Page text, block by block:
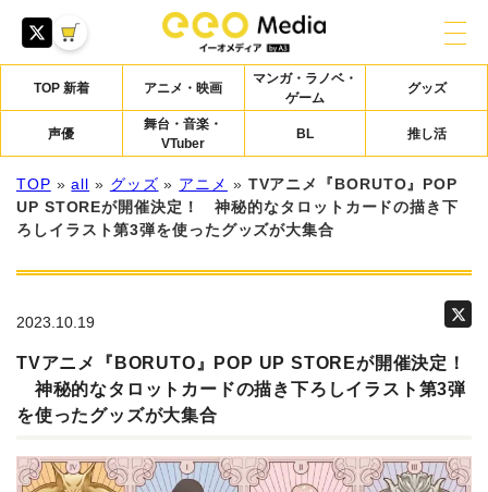
TOP 新着 アニメ・映画
マンガ・ラノベ・
ゲーム
グッズ
声優
舞台・音楽・
VTuber
BL 推し活
TOP »all » グッズ » アニメ » TVアニメ『BORUTO』POP
UP STOREが開催決定！ 神秘的なタロットカードの描き下
ろしイラスト第3弾を使ったグッズが大集合
2023.10.19
TVアニメ『BORUTO』POP UP STOREが開催決定！
神秘的なタロットカードの描き下ろしイラスト第3弾
を使ったグッズが大集合